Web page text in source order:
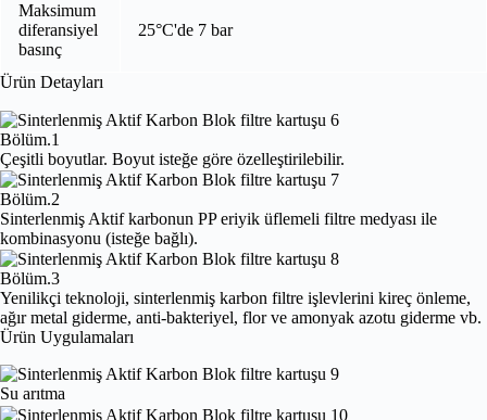
Maksimum
diferansiyel
basınç
25°C'de 7 bar
Ürün Detayları
Bölüm.1
Çeşitli boyutlar. Boyut isteğe göre özelleştirilebilir.
Bölüm.2
Sinterlenmiş Aktif karbonun PP eriyik üflemeli filtre medyası ile
kombinasyonu (isteğe bağlı).
Bölüm.3
Yenilikçi teknoloji, sinterlenmiş karbon filtre işlevlerini kireç önleme,
ağır metal giderme, anti-bakteriyel, flor ve amonyak azotu giderme vb.
Ürün Uygulamaları
Su arıtma